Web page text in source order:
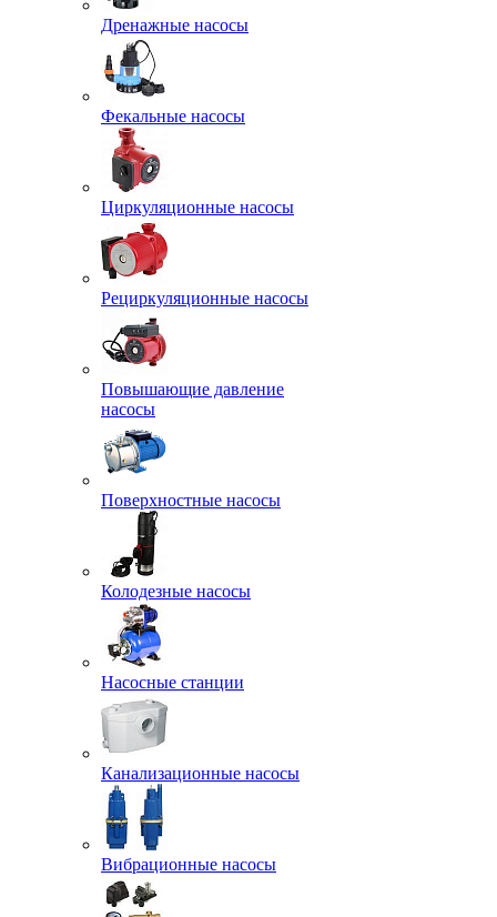
Дренажные насосы
Фекальные насосы
Циркуляционные насосы
Рециркуляционные насосы
Повышающие давление
насосы
Поверхностные насосы
Колодезные насосы
Насосные станции
Канализационные насосы
Вибрационные насосы